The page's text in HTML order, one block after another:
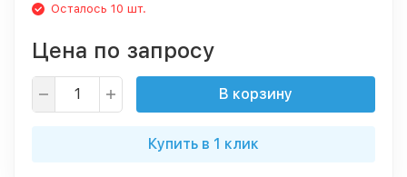
Осталось 10 шт.
Цена по запросу
В корзину
Купить в 1 клик